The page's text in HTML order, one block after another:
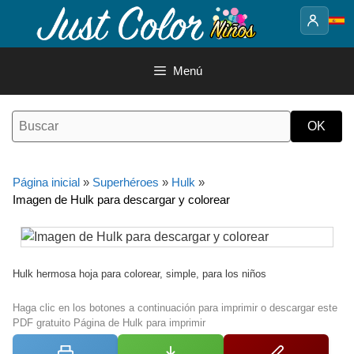
contenido
Menú
Página inicial » Superhéroes » Hulk »
Imagen de Hulk para descargar y colorear
Hulk hermosa hoja para colorear, simple, para los niños
Haga clic en los botones a continuación para imprimir o descargar este
PDF gratuito Página de Hulk para imprimir